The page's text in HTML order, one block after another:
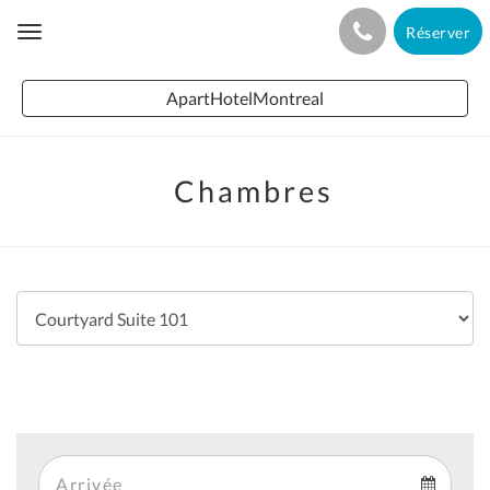
Toggle
Réserver
ApartHotelMontreal
Chambres